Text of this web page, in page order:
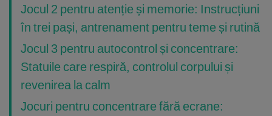
Jocul 2 pentru atenție și memorie: Instrucțiuni
în trei pași, antrenament pentru teme și rutină
Jocul 3 pentru autocontrol și concentrare:
Statuile care respiră, controlul corpului și
revenirea la calm
Jocuri pentru concentrare fără ecrane: